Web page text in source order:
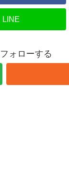
LINE
ォローする